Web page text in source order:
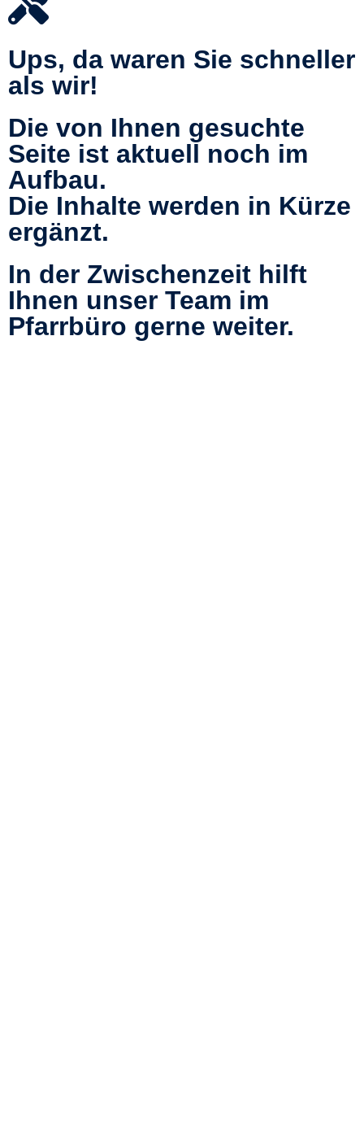
Ups, da waren Sie schneller
als wir!
Die von Ihnen gesuchte
Seite ist aktuell noch im
Aufbau.
Die Inhalte werden in Kürze
ergänzt.
In der Zwischenzeit hilft
Ihnen unser Team im
Pfarrbüro gerne weiter.